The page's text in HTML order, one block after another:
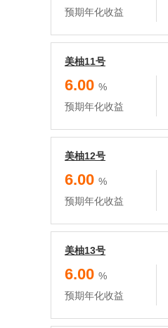
预期年化收益
美柚11号
6.00 %
预期年化收益
美柚12号
6.00 %
预期年化收益
美柚13号
6.00 %
预期年化收益